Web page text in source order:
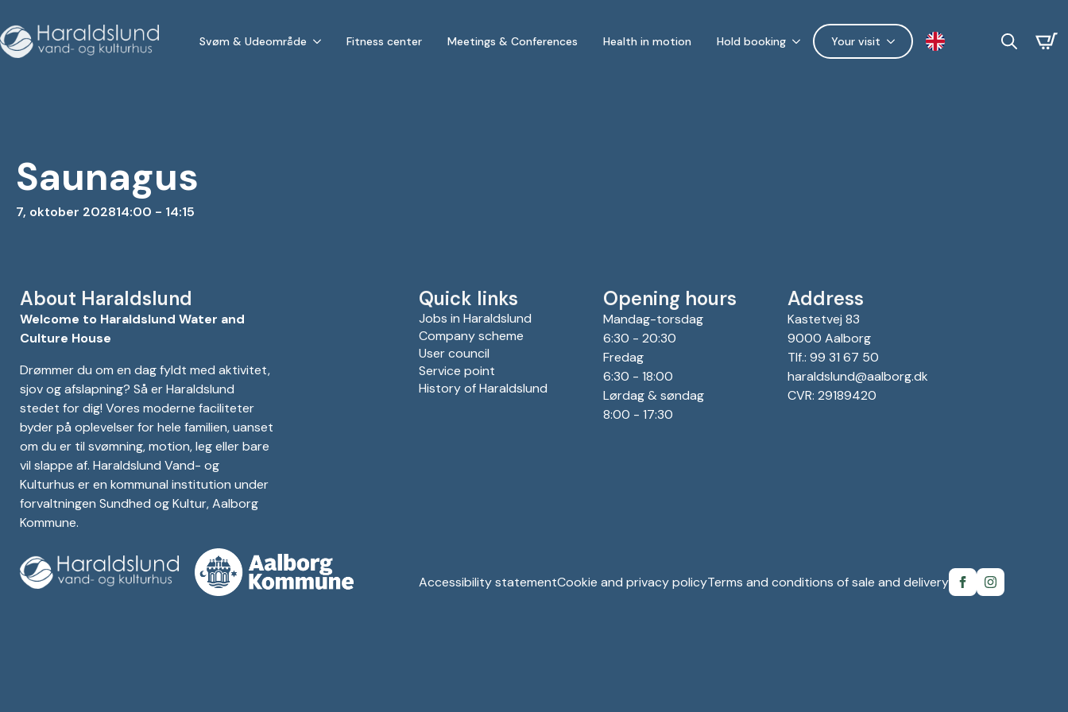
Svøm & Udeområde Fitness center Meetings & Conferences Health in motion Hold booking Your visit
Saunagus
7, oktober 202814:00 - 14:15
About Haraldslund
Welcome to Haraldslund Water and
Culture House
Drømmer du om en dag fyldt med aktivitet,
sjov og afslapning? Så er Haraldslund
stedet for dig! Vores moderne faciliteter
byder på oplevelser for hele familien, uanset
om du er til svømning, motion, leg eller bare
vil slappe af. Haraldslund Vand- og
Kulturhus er en kommunal institution under
forvaltningen Sundhed og Kultur, Aalborg
Kommune.
Quick links
Jobs in Haraldslund
Company scheme
User council
Service point
History of Haraldslund
Opening hours
Mandag-torsdag
6:30 - 20:30
Fredag
6:30 - 18:00
Lørdag & søndag
8:00 - 17:30
Address
Kastetvej 83
9000 Aalborg
Tlf.: 99 31 67 50
haraldslund@aalborg.dk
CVR: 29189420
Accessibility statementCookie and privacy policyTerms and conditions of sale and delivery